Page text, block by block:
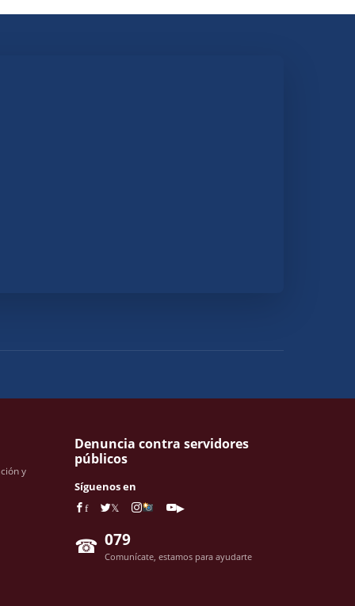
y
Denuncia contra servidores
públicos
Síguenos en
f 𝕏 ▶
☎ 079
Comunícate, estamos para ayudarte